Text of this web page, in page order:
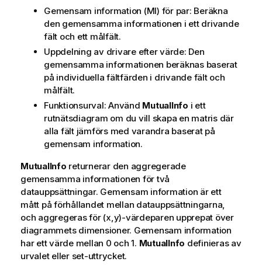
Gemensam information (MI) för par: Beräkna
den gemensamma informationen i ett drivande
fält och ett målfält.
Uppdelning av drivare efter värde: Den
gemensamma informationen beräknas baserat
på individuella fältfärden i drivande fält och
målfält.
Funktionsurval: Använd MutualInfo i ett
rutnätsdiagram om du vill skapa en matris där
alla fält jämförs med varandra baserat på
gemensam information.
MutualInfo returnerar den aggregerade
gemensamma informationen för två
datauppsättningar. Gemensam information är ett
mått på förhållandet mellan datauppsättningarna,
och aggregeras för (x,y)-värdeparen upprepat över
diagrammets dimensioner. Gemensam information
har ett värde mellan 0 och 1. MutualInfo definieras av
urvalet eller set-uttrycket.